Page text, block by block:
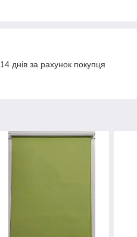
днів за рахунок покупця